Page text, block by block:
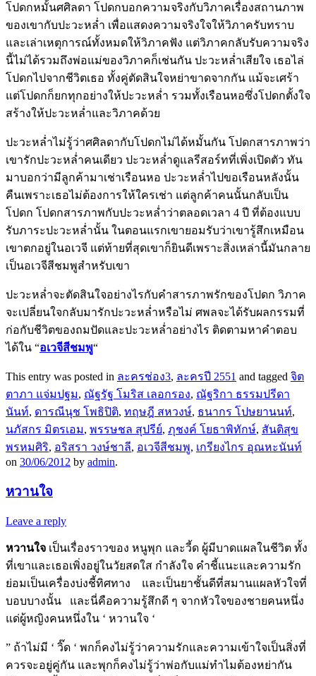
โปดกหมั้นศศิลดา โปดกบอกความจริงกับวิภาคเรื่องสถานภาพ
ของเขากับปะวะหล่ำ เพื่อแสดงความจริงใจให้วิภาครับทราบ
และเล่าเหตุการณ์ทั้งหมดให้วิภาคฟัง แต่วิภาคกลับรับความจริง
นี้ไม่ได้รวมถึงพ่อแม่ของวิภาคก็เช่นกัน ปะวะหล่ำเสียใจ เธอไล่
โปดกไปจากชีวิตเธอ ทั้งคู่ตัดสินใจหย่าขาดจากกัน แม้จะเศร้า
แต่โปดกก็ยกทุกอย่างให้ปะวะหล่ำ รวมทั้งเรือนหอซึ่งโปดกตั้งใจ
สร้างให้ปะวะหล่ำและวิภาคด้วย
ปะวะหล่ำไม่รู้ว่าศศิลดากับโปดกไม่ได้หมั้นกัน โปดกสารภาพว่า
เขารักปะวะหล่ำคนเดียว ปะวะหล่ำดูแลรีสอร์ทที่เพิ่งเปิดตัว ทัน
มาบอกว่ามีลูกค้ามาเช่าเรือนหอ ปะวะหล่ำไปขอเรือนหลังนั้น
คืนเพราะเธอไม่ต้องการให้ใครเช่า แต่ลูกค้าคนนั้นกลับเป็น
โปดก โปดกสารภาพกับปะวะหล่ำว่าตลอดเวลา 4 ปี ที่ต้องแบบ
รับภาระปะวะหล่ำนั้น ในตอนแรกเขายอมรับว่าเขารู้สึกเหมือน
เขาตกอยู่ในอเวจี แต่ท้ายที่สุดเขาก็ยินดีเพราะสิ่งเหล่านี้มันกลาย
เป็นอเวจีสีชมพูสำหรับเขา
ปะวะหล่ำจะตัดสินใจอย่างไรกับคำสารภาพรักของโปดก วิภาค
จะเปลี่ยนใจกลับมารักปะวะหล่ำหรือไม่ ศพลจะได้รับผลกรรมที่
ก่อกับชีวิตของถมปัดและปะวะหล่ำอย่างไร ติดตามหาคำตอบ
ได้ใน “อเวจีสีชมพู“
This entry was posted in ละครช่อง3, ละครปี 2551 and tagged จิต
ตาภา แจ่มปฐม, ณัฐรัฐ โมริส เลอกรอง, ณัฐริกา ธรรมปรีดา
นันท์, ดารณีนุช โพธิปิติ, ทฤษฎี สหวงษ์, ธนากร โปษยานนท์,
นภัสกร มิตรเอม, พรรษชล สุปรีย์, ภุชงค์ โยธาพิทักษ์, สันติสุข
พรหมศิริ, อริสรา วงษ์ชาลี, อเวจีสีชมพู, เกรียงไกร อุณหะนันท์
on 30/06/2012 by admin.
หวานใจ
Leave a reply
หวานใจ เป็นเรื่องราวของ หนูพุก และวี้ด ผู้มีบาดแผลในชีวิต ทั้ง
ที่เขาและเธอเพิ่งอยู่ในวัยสดใส กำลังใจ คำชี้แนะและความรัก
ย่อมเป็นเครื่องบ่งชี้ทิศทาง และเป็นยาชั้นดีที่สมานแผลหัวใจที่
บอบบางนั้น และนี่คือความรู้สึกดี ๆ จากหัวใจของชายคนหนึ่ง
แด่ผู้หญิงคนหนึ่งใน ‘ หวานใจ ‘
” ถ้าไม่มี ‘ วิ๊ด ‘ พกก็คงไม่รู้ว่าความรักและความเข้าใจเป็นสิ่งที่
ควรจะอยู่คู่กัน และพุกก็คงไม่รู้ว่าพ่อกับแม่ทำไมต้องหย่ากัน